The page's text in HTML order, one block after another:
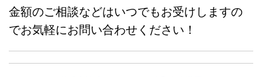
金額のご相談などはいつでもお受けしますの
でお気軽にお問い合わせください！